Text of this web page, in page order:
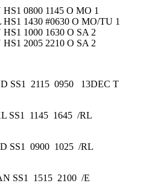
0800 1145 O MO 1
1430 #0630 O MO/TU 1
1000 1630 O SA 2
2005 2210 O SA 2
SS1 2115 0950 13DEC T
SS1 1145 1645 /RL
SS1 0900 1025 /RL
SS1 1515 2100 /E